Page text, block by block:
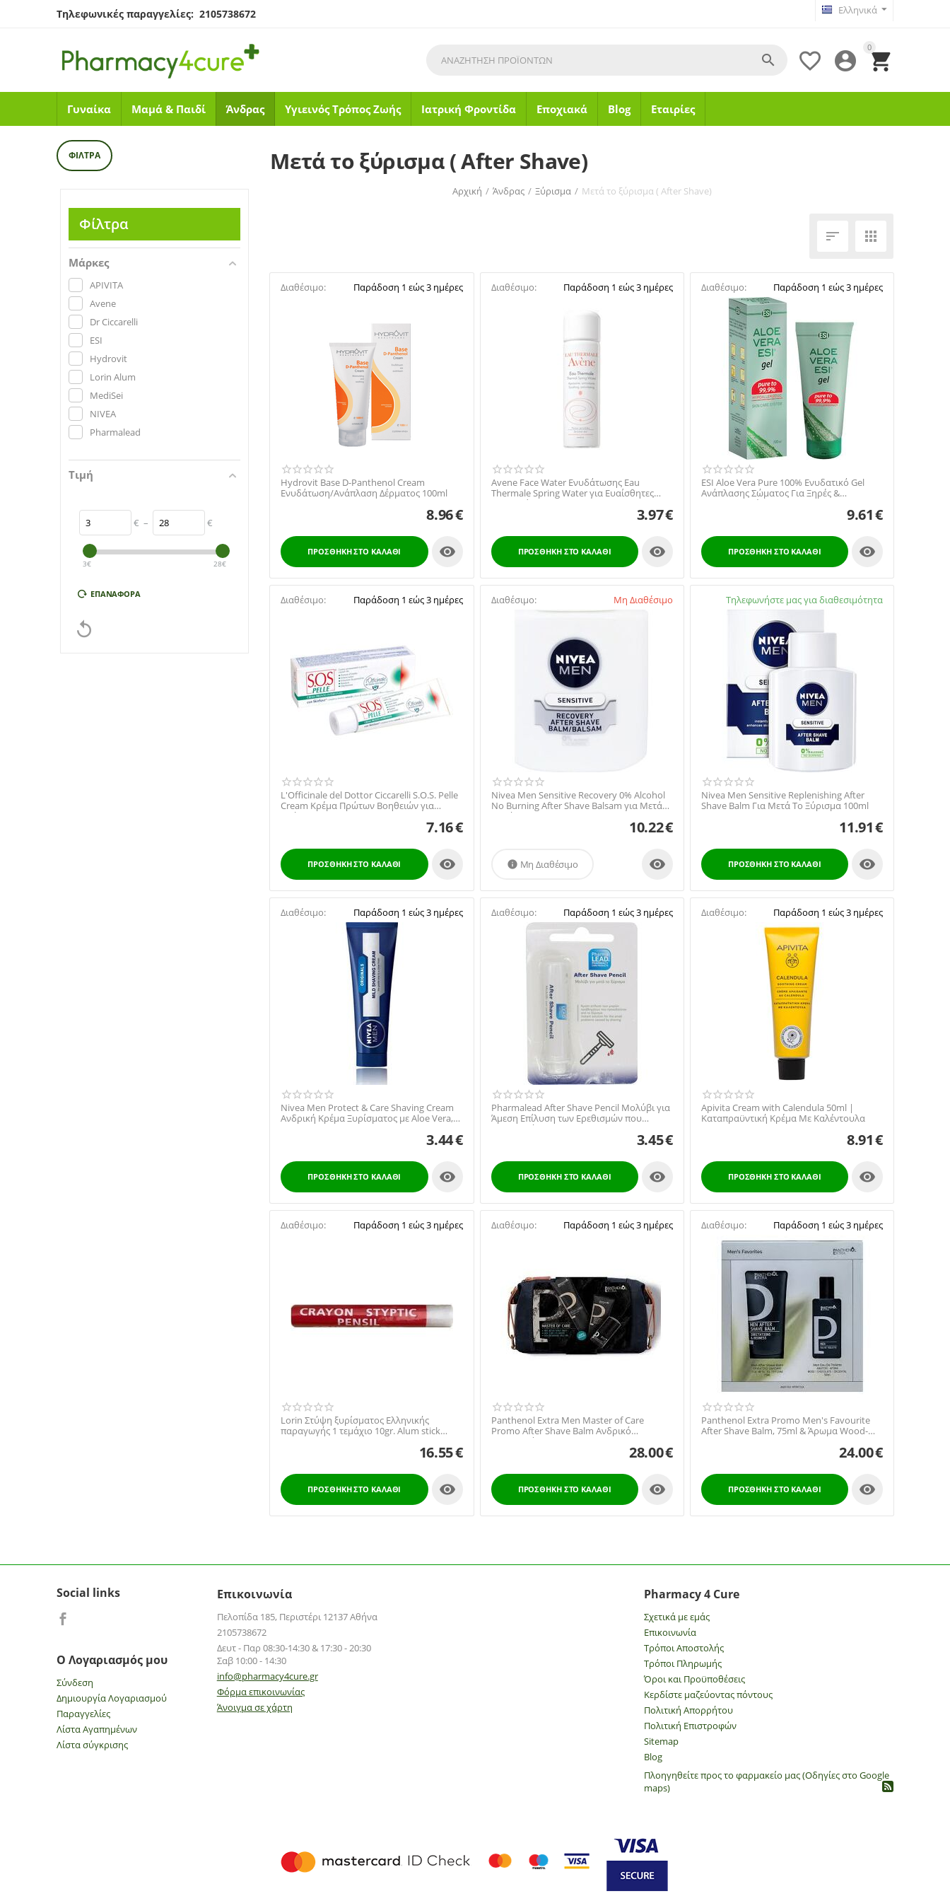
Τηλεφωνικές παραγγελίες: 2105738672 Ελληνικά
0




Γυναίκα Μαμά & Παιδί Άνδρας Υγιεινός Τρόπος Ζωής Ιατρική Φροντίδα Εποχιακά Blog Εταιρίες
ΦΊΛΤΡΑ
Φίλτρα
Μάρκες
APIVITA
Avene
Dr Ciccarelli
ESI
Hydrovit
Lorin Alum
MediSei
NIVEA
Pharmalead
Τιμή
€ – €
3€ 28€
ΕΠΑΝΑΦΟΡΆ

Μετά το ξύρισμα ( After Shave)
Αρχική / Άνδρας / Ξύρισμα / Μετά το ξύρισμα ( After Shave)
 
Διαθέσιμο: Παράδοση 1 εώς 3 ημέρες
Hydrovit Base D-Panthenol Cream
Ενυδάτωση/Ανάπλαση Δέρματος 100ml
8.96€
ΠΡΟΣΘΉΚΗ ΣΤΟ ΚΑΛΆΘΙ 
Διαθέσιμο: Παράδοση 1 εώς 3 ημέρες
Avene Face Water Ενυδάτωσης Eau
Thermale Spring Water για Ευαίσθητες
Επιδερμίδες 50ml
3.97€
ΠΡΟΣΘΉΚΗ ΣΤΟ ΚΑΛΆΘΙ 
Διαθέσιμο: Παράδοση 1 εώς 3 ημέρες
ESI Aloe Vera Pure 100% Ενυδατικό Gel
Ανάπλασης Σώματος Για Ξηρές &
Ταλαιπωρημένες Επιδ...
9.61€
ΠΡΟΣΘΉΚΗ ΣΤΟ ΚΑΛΆΘΙ 
Διαθέσιμο: Παράδοση 1 εώς 3 ημέρες
L'Officinale del Dottor Ciccarelli S.O.S. Pelle
Cream Κρέμα Πρώτων Βοηθειών για
Χρήση Α...
7.16€
ΠΡΟΣΘΉΚΗ ΣΤΟ ΚΑΛΆΘΙ 
Διαθέσιμο: Μη Διαθέσιμο
Nivea Men Sensitive Recovery 0% Alcohol
No Burning After Shave Balsam για Μετά
το Ξύρισ...
10.22€
Μη Διαθέσιμο
 
Διαθέσιμο:Τηλεφωνήστε μας για διαθεσιμότητα
Nivea Men Sensitive Replenishing After
Shave Balm Για Μετά Το Ξύρισμα 100ml
11.91€
ΠΡΟΣΘΉΚΗ ΣΤΟ ΚΑΛΆΘΙ 
Διαθέσιμο: Παράδοση 1 εώς 3 ημέρες
Nivea Men Protect & Care Shaving Cream
Ανδρική Κρέμα Ξυρίσματος με Aloe Vera,
3.44€
ΠΡΟΣΘΉΚΗ ΣΤΟ ΚΑΛΆΘΙ 
Διαθέσιμο: Παράδοση 1 εώς 3 ημέρες
Pharmalead After Shave Pencil Μολύβι για
Άμεση Επίλυση των Ερεθισμών που
Προκαλούνται α...
3.45€
ΠΡΟΣΘΉΚΗ ΣΤΟ ΚΑΛΆΘΙ 
Διαθέσιμο: Παράδοση 1 εώς 3 ημέρες
Apivita Cream with Calendula 50ml |
Καταπραϋντική Κρέμα Με Καλέντουλα
8.91€
ΠΡΟΣΘΉΚΗ ΣΤΟ ΚΑΛΆΘΙ 
Διαθέσιμο: Παράδοση 1 εώς 3 ημέρες
Lorin Στύψη ξυρίσματος Ελληνικής
παραγωγής 1 τεμάχιο 10gr. Alum stick
16.55€
ΠΡΟΣΘΉΚΗ ΣΤΟ ΚΑΛΆΘΙ 
Διαθέσιμο: Παράδοση 1 εώς 3 ημέρες
Panthenol Extra Men Master of Care
Promo After Shave Balm Ανδρικό
Ενυδατικό Balm για με...
28.00€
ΠΡΟΣΘΉΚΗ ΣΤΟ ΚΑΛΆΘΙ 
Διαθέσιμο: Παράδοση 1 εώς 3 ημέρες
Panthenol Extra Promo Men's Favourite
After Shave Balm, 75ml & Άρωμα Wood-
24.00€
ΠΡΟΣΘΉΚΗ ΣΤΟ ΚΑΛΆΘΙ 
Social links
Ο Λογαριασμός μου
Σύνδεση
Δημιουργία Λογαριασμού
Παραγγελίες
Λίστα Αγαπημένων
Λίστα σύγκρισης
Επικοινωνία
Πελοπίδα 185, Περιστέρι 12137 Αθήνα
2105738672
Δευτ - Παρ 08:30-14:30 & 17:30 - 20:30
Σαβ 10:00 - 14:30
info@pharmacy4cure.gr
Φόρμα επικοινωνίας
Άνοιγμα σε χάρτη
Pharmacy 4 Cure
Σχετικά με εμάς
Επικοινωνία
Τρόποι Αποστολής
Τρόποι Πληρωμής
Όροι και Προϋποθέσεις
Κερδίστε μαζεύοντας πόντους
Πολιτική Απορρήτου
​Πολιτική Επιστροφών
Sitemap
Blog
Πλοηγηθείτε προς το φαρμακείο μας (Οδηγίες στο Google
maps)